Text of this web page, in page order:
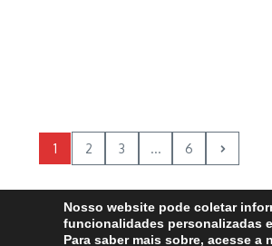
1 2 3 ... 6
Nosso website pode coletar
funcionalidades personalizadas
Para saber mais sobre, acesse a